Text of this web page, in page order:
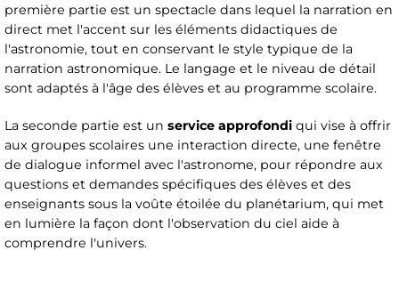
première partie est un spectacle dans lequel la narration en
direct met l'accent sur les éléments didactiques de
l'astronomie, tout en conservant le style typique de la
narration astronomique. Le langage et le niveau de détail
sont adaptés à l'âge des élèves et au programme scolaire.
La seconde partie est un service approfondi qui vise à offrir
aux groupes scolaires une interaction directe, une fenêtre
de dialogue informel avec l'astronome, pour répondre aux
questions et demandes spécifiques des élèves et des
enseignants sous la voûte étoilée du planétarium, qui met
en lumière la façon dont l'observation du ciel aide à
comprendre l'univers.